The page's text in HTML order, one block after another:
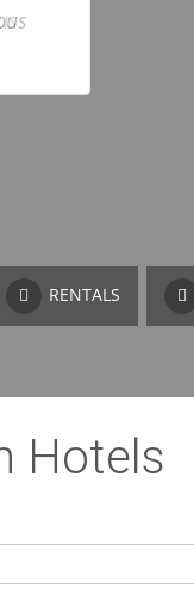
RENTALS
Hotels